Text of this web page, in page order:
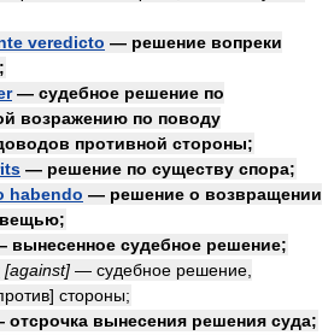
veredicto — решение вопреки
— судебное решение по
возражению по поводу
противной стороны;
— решение по существу спора;
habendo — решение о возвращении
вынесенное судебное решение;
[against] — судебное решение,
стороны;
отсрочка вынесения решения суда;